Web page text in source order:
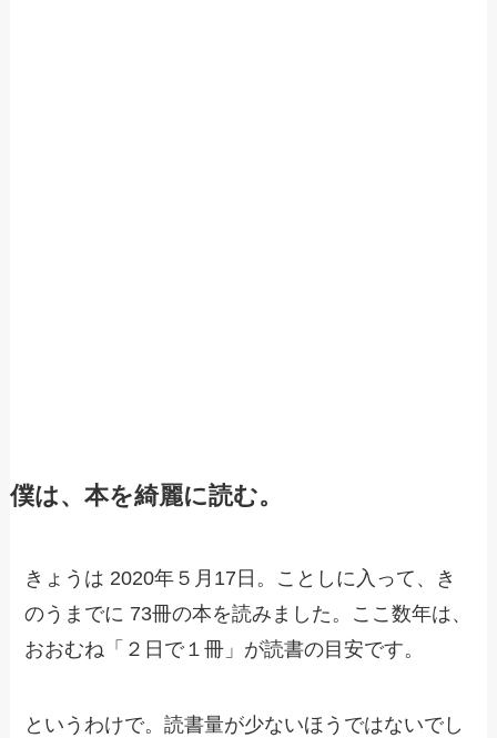
僕は、本を綺麗に読む。
きょうは 2020年５月17日。ことしに入って、き
のうまでに 73冊の本を読みました。ここ数年は、
おおむね「２日で１冊」が読書の目安です。
というわけで。読書量が少ないほうではないでし